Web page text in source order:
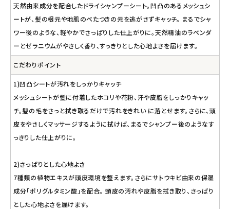
天然由来成分を配合したドライシャンプーシート。凹凸のあるメッシュシ
ートが、髪の根元や地肌のべたつきの元を逃がさずキャッチ。 まるでシャ
ワー後のような、軽やかでさっぱりした仕上がりに。天然精油のラベンダ
ーとゼラニウムがやさしく香り、すっきりとした心地よさを届けます。
こだわりポイント
1)凹凸シートが汚れをしっかりキャッチ
メッシュシートが髪に付着したホコリや花粉、汗や皮脂をしっかりキャッ
チ。髪の毛をさっと拭き取るだけで汚れをきれい に落とせます。さらに、頭
皮をやさしくマッサージするように拭けば、まるでシャンプー後のようなす
っきりした仕上がりに。
2)さっぱりとした心地よさ
7種類の植物エキスが頭皮環境を整えます。さらにサトウキビ由来の保湿
成分「ポリグルタミン酸」を配合。 頭皮の汚れや皮脂を拭き取り、さっぱり
とした心地よさを届けます。